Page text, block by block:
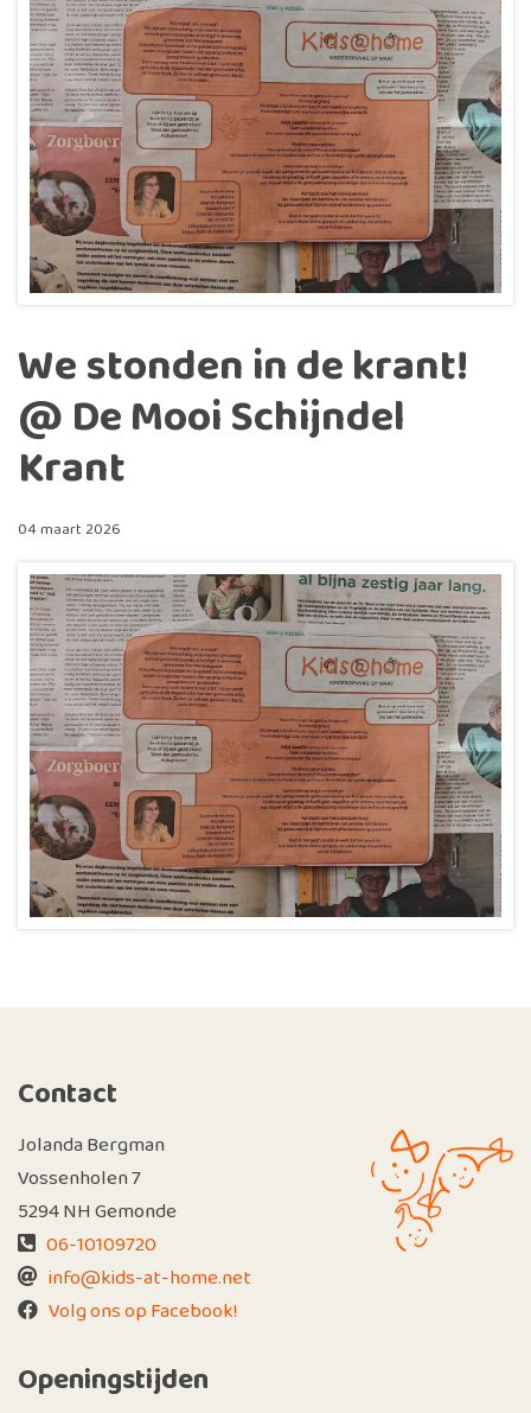
We stonden in de krant!
@ De Mooi Schijndel
Krant
04 maart 2026
Contact
Jolanda Bergman
Vossenholen 7
5294 NH Gemonde
06-10109720
info@kids-at-home.net
Volg ons op Facebook!
Openingstijden